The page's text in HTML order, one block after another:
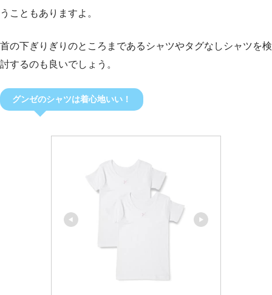
うこともありますよ。
首の下ぎりぎりのところまであるシャツやタグなしシャツを検
討するのも良いでしょう。
グンゼのシャツは着心地いい！